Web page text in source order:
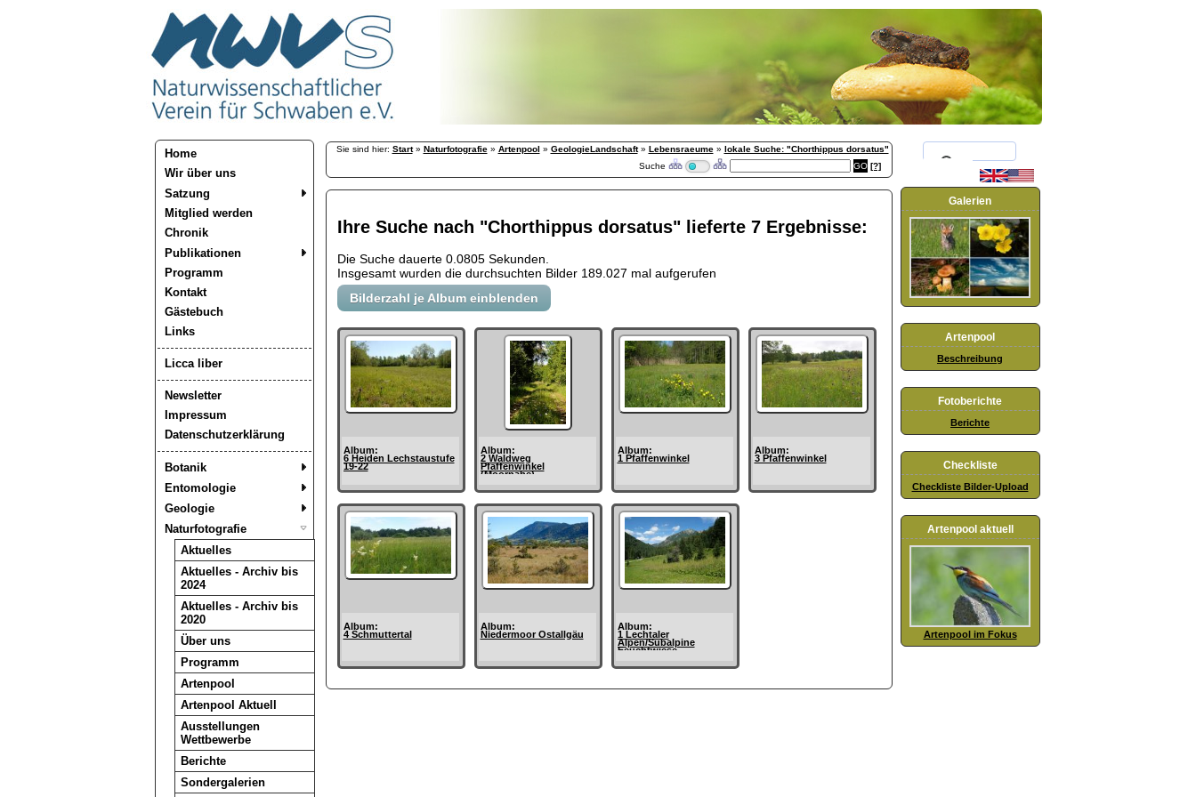
Home
Wir über uns
Satzung
Mitglied werden
Chronik
Publikationen
Programm
Kontakt
Gästebuch
Links
Licca liber
Newsletter
Impressum
Datenschutzerklärung
Botanik
Entomologie
Geologie
Naturfotografie
Aktuelles
Aktuelles - Archiv bis
2024
Aktuelles - Archiv bis
2020
Über uns
Programm
Artenpool
Artenpool Aktuell
Ausstellungen
Wettbewerbe
Berichte
Sondergalerien
Sie sind hier: Start» Naturfotografie» Artenpool » GeologieLandschaft» Lebensraeume» lokale Suche: "Chorthippus dorsatus"
Suche
[?]
Ihre Suche nach "Chorthippus dorsatus" lieferte 7 Ergebnisse:
Die Suche dauerte 0.0805 Sekunden.
Insgesamt wurden die durchsuchten Bilder 189.027 mal aufgerufen
Bilderzahl je Album einblenden
Album:
6 Heiden Lechstaustufe
19-22
Album:
2 Waldweg
Pfaffenwinkel
(Moornähe)
Album:
1 Pfaffenwinkel
Album:
3 Pfaffenwinkel
Album:
4 Schmuttertal
Album:
Niedermoor Ostallgäu
Album:
1 Lechtaler
Alpen/Subalpine
Feuchtwiese
Galerien
Artenpool
Beschreibung
Fotoberichte
Berichte
Checkliste
Checkliste Bilder-Upload
Artenpool aktuell
Artenpool im Fokus